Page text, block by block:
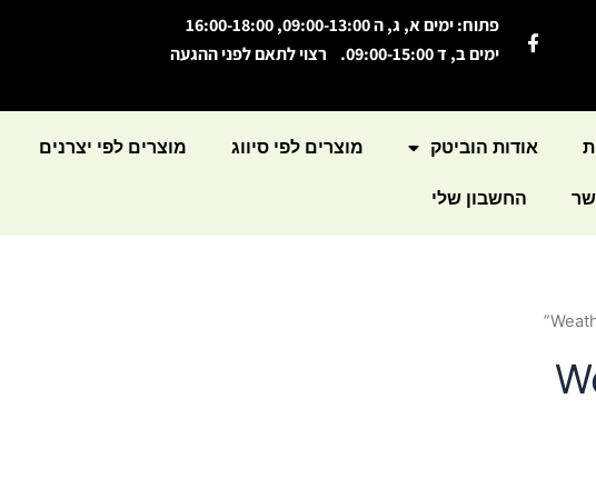
פתוח: ימים א, ג, ה 09:00-13:00, 16:00-18:00
ימים ב, ד 09:00-15:00. רצוי לתאם לפני ההגעה
אודות הוביטק מוצרים לפי סיווג מוצרים לפי יצרנים
החשבון שלי